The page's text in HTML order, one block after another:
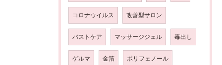
コロナウイルス 改善型サロン
バストケア マッサージジェル 毒出し
ゲルマ 金箔 ポリフェノール